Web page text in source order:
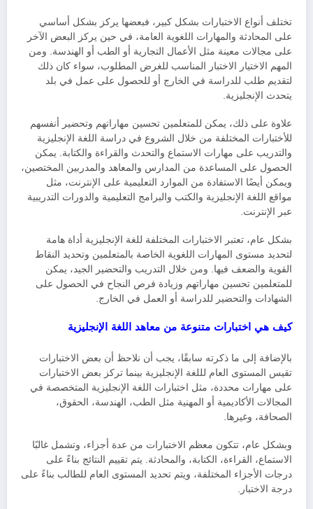
تختلف أنواع الاختبارات بشكل كبير، فبعضها يركز بشكل أساسي
على المحادثة والمهارات اللغوية العامة، في حين يركز البعض الآخر
على مجالات معينة مثل الأعمال التجارية أو الطب أو الهندسة. ومن
المهم الاختيار الاختبار المناسب للغرض المطلوب، سواء كان ذلك
لتقديم طلب للدراسة في الخارج أو للحصول على عمل في بلد
يتحدث الإنجليزية.
علاوة على ذلك، يمكن للمتعلمين تحسين مهاراتهم وتحضير أنفسهم
للأختبارات المختلفة من خلال الشروع في دراسة اللغة الإنجليزية
والتدريب على مهارات الاستماع والتحدث والقراءة والكتابة. يمكن
الحصول على المساعدة من المدارس والمعاهد والمدربين المختصين،
ويمكن أيضًا الاستفادة من الموارد التعليمية على الإنترنت، مثل
مواقع اللغة الإنجليزية والكتب والبرامج التعليمية والدورات التدريبية
عبر الإنترنت.
بشكل عام، تعتبر الاختبارات المختلفة للغة الإنجليزية أداة هامة
لتحديد مستوى المهارات اللغوية الخاصة بالمتعلمين وتحديد النقاط
القوية والضعف فيها. ومن خلال التدريب والتحضير الجيد، يمكن
للمتعلمين تحسين مهاراتهم وزيادة فرص النجاح في الحصول على
الشهادات والتحضير للدراسة أو العمل في الخارج.
كيف هي اختبارات متنوعة من معاهد اللغة الإنجليزية
بالإضافة إلى ما ذكرته سابقًا، يجب أن نلاحظ أن بعض الاختبارات
تقيس المستوى العام لللغة الإنجليزية بينما تركز بعض الاختبارات
على مهارات محددة، مثل اختبارات اللغة الإنجليزية المتخصصة في
المجالات الأكاديمية أو المهنية مثل الطب، الهندسة، الحقوق،
الصحافة، وغيرها.
وبشكل عام، تتكون معظم الاختبارات من عدة أجزاء، وتشمل غالبًا
الاستماع، القراءة، الكتابة، والمحادثة. يتم تقييم النتائج بناءً على
درجات الأجزاء المختلفة، ويتم تحديد المستوى العام للطالب بناءً على
درجة الاختبار.